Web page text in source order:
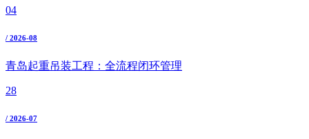
04
/ 2026-08
青岛起重吊装工程：全流程闭环管理
28
/ 2026-07